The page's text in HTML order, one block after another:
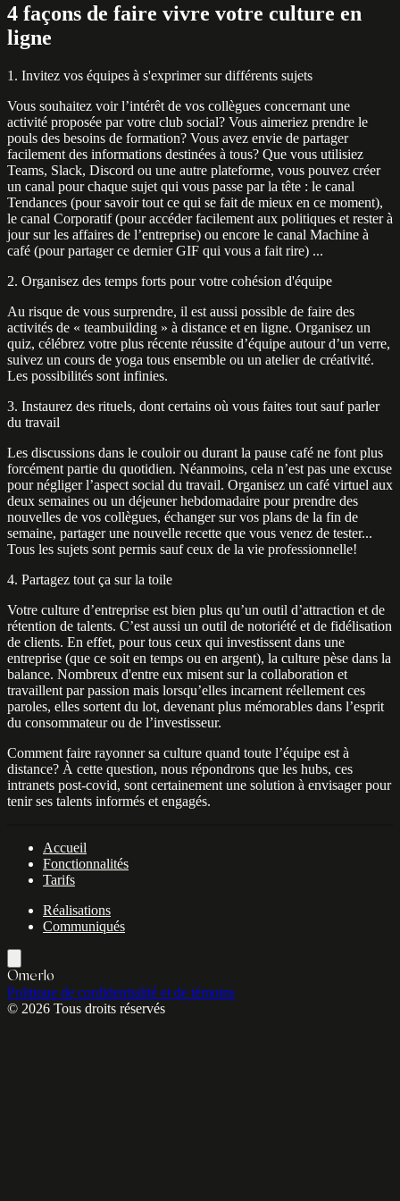
4 façons de faire vivre votre culture en
ligne
1. Invitez vos équipes à s'exprimer sur différents sujets
Vous souhaitez voir l’intérêt de vos collègues concernant une
activité proposée par votre club social? Vous aimeriez prendre le
pouls des besoins de formation? Vous avez envie de partager
facilement des informations destinées à tous? Que vous utilisiez
Teams, Slack, Discord ou une autre plateforme, vous pouvez créer
un canal pour chaque sujet qui vous passe par la tête : le canal
Tendances (pour savoir tout ce qui se fait de mieux en ce moment),
le canal Corporatif (pour accéder facilement aux politiques et rester à
jour sur les affaires de l’entreprise) ou encore le canal Machine à
café (pour partager ce dernier GIF qui vous a fait rire) ...
2. Organisez des temps forts pour votre cohésion d'équipe
Au risque de vous surprendre, il est aussi possible de faire des
activités de « teambuilding » à distance et en ligne. Organisez un
quiz, célébrez votre plus récente réussite d’équipe autour d’un verre,
suivez un cours de yoga tous ensemble ou un atelier de créativité.
Les possibilités sont infinies.
3. Instaurez des rituels, dont certains où vous faites tout sauf parler
du travail
Les discussions dans le couloir ou durant la pause café ne font plus
forcément partie du quotidien. Néanmoins, cela n’est pas une excuse
pour négliger l’aspect social du travail. Organisez un café virtuel aux
deux semaines ou un déjeuner hebdomadaire pour prendre des
nouvelles de vos collègues, échanger sur vos plans de la fin de
semaine, partager une nouvelle recette que vous venez de tester...
Tous les sujets sont permis sauf ceux de la vie professionnelle!
4. Partagez tout ça sur la toile
Votre culture d’entreprise est bien plus qu’un outil d’attraction et de
rétention de talents. C’est aussi un outil de notoriété et de fidélisation
de clients. En effet, pour tous ceux qui investissent dans une
entreprise (que ce soit en temps ou en argent), la culture pèse dans la
balance. Nombreux d'entre eux misent sur la collaboration et
travaillent par passion mais lorsqu’elles incarnent réellement ces
paroles, elles sortent du lot, devenant plus mémorables dans l’esprit
du consommateur ou de l’investisseur.
Comment faire rayonner sa culture quand toute l’équipe est à
distance? À cette question, nous répondrons que les hubs, ces
intranets post-covid, sont certainement une solution à envisager pour
tenir ses talents informés et engagés.
Accueil
Fonctionnalités
Tarifs
Réalisations
Communiqués
Omerlo
Politique de confidentialité et de témoins
© 2026 Tous droits réservés